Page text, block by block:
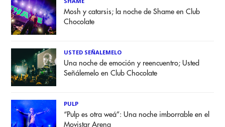
Mosh y catarsis; la noche de Shame en Club
Chocolate
USTED SEÑALEMELO
Una noche de emoción y reencuentro; Usted
Señálemelo en Club Chocolate
PULP
“Pulp es otra weá”: Una noche imborrable en el
Movistar Arena